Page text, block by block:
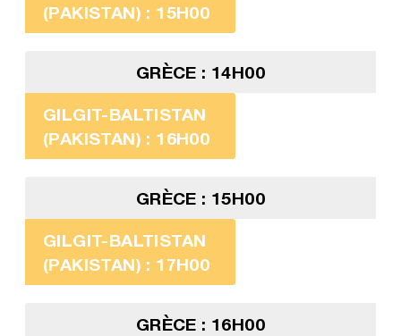
(PAKISTAN) : 15H00
GRÈCE : 14H00
GILGIT-BALTISTAN
(PAKISTAN) : 16H00
GRÈCE : 15H00
GILGIT-BALTISTAN
(PAKISTAN) : 17H00
GRÈCE : 16H00